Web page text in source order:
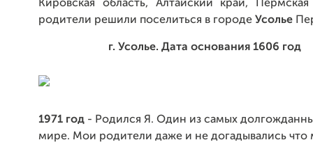
Кировская область, Алтайский край,
родители решили поселиться в городе Усолье
г. Усолье. Дата основания 1606 год
1971 год - Родился Я. Один из самых
мире. Мои родители даже и не догадывались